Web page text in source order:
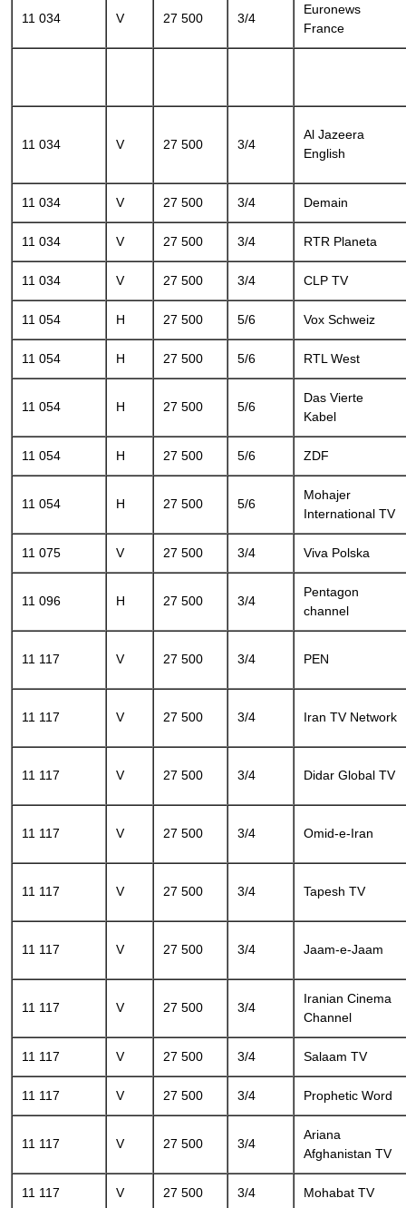
11 034 V 27 500 3/4
Euronews
France
11 034 V 27 500 3/4
Al Jazeera
English
11 034 V 27 500 3/4 Demain
11 034 V 27 500 3/4 RTR Planeta
11 034 V 27 500 3/4 CLP TV
11 054 H 27 500 5/6 Vox Schweiz
11 054 H 27 500 5/6 RTL West
11 054 H 27 500 5/6
Das Vierte
Kabel
11 054 H 27 500 5/6 ZDF
11 054 H 27 500 5/6
Mohajer
International TV
11 075 V 27 500 3/4 Viva Polska
11 096 H 27 500 3/4
Pentagon
channel
11 117 V 27 500 3/4 PEN
11 117 V 27 500 3/4 Iran TV Network
11 117 V 27 500 3/4 Didar Global TV
11 117 V 27 500 3/4 Omid-e-Iran
11 117 V 27 500 3/4 Tapesh TV
11 117 V 27 500 3/4 Jaam-e-Jaam
11 117 V 27 500 3/4
Iranian Cinema
Channel
11 117 V 27 500 3/4 Salaam TV
11 117 V 27 500 3/4 Prophetic Word
11 117 V 27 500 3/4
Ariana
Afghanistan TV
11 117 V 27 500 3/4 Mohabat TV